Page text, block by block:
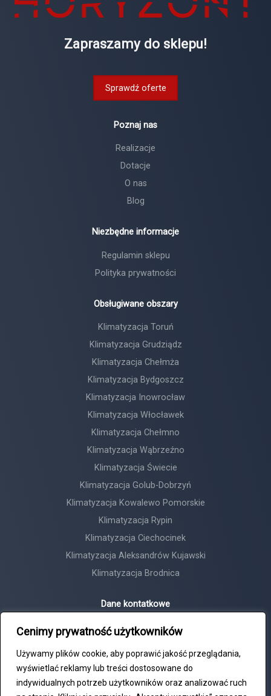
Cenimy prywatność użytkowników
Używamy plików cookie, aby poprawić jakość przeglądania,
wyświetlać reklamy lub treści dostosowane do
indywidualnych potrzeb użytkowników oraz analizować ruch
Zapraszamy do sklepu!
Sprawdź oferte
Poznaj nas
Realizacje
Dotacje
O nas
Blog
Niezbędne informacje
Regulamin sklepu
Polityka prywatności
Obsługiwane obszary
Klimatyzacja Toruń
Klimatyzacja Grudziądz
Klimatyzacja Chełmża
Klimatyzacja Bydgoszcz
Klimatyzacja Inowrocław
Klimatyzacja Włocławek
Klimatyzacja Chełmno
Klimatyzacja Wąbrzeźno
Klimatyzacja Świecie
Klimatyzacja Golub-Dobrzyń
Klimatyzacja Kowalewo Pomorskie
Klimatyzacja Rypin
Klimatyzacja Ciechocinek
Klimatyzacja Aleksandrów Kujawski
Klimatyzacja Brodnica
Dane kontatkowe
Horyzont Tadeusz Michalski
+48 609 552 417
biuro@horyzont24.com